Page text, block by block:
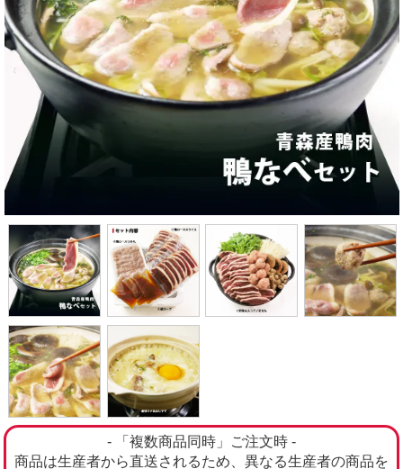
- 「複数商品同時」ご注文時 -
商品は生産者から直送されるため、異なる生産者の商品を